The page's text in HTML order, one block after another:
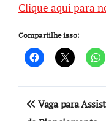
Clique aqui para
Compartilhe isso:
Vaga para